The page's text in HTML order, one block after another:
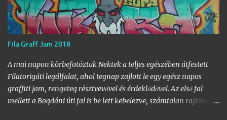
Fila Graff Jam 2018
A mai napon körbefotóztuk Nektek a teljes egészében átfestett
Filatorigáti legálfalat, ahol tegnap zajlott le egy egész napos
graffiti jam, rengeteg résztvevővel és érdeklődővel. Az első fal
mellett a Bogdáni úti fal is be lett kebelezve, számtalan rajzzal, és